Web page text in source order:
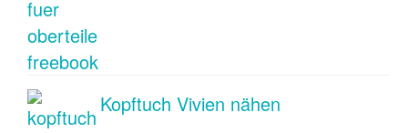
Kopftuch Vivien nähen